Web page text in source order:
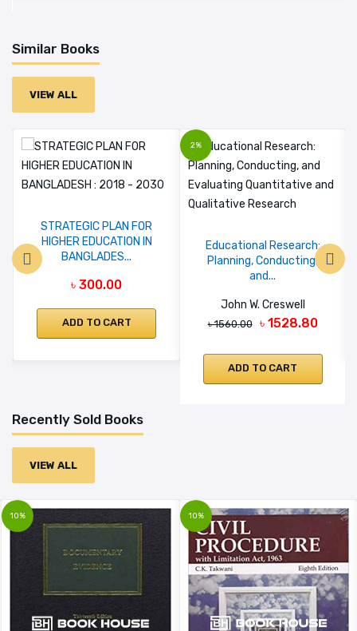
Similar Books
VIEW ALL
STRATEGIC PLAN FOR
HIGHER EDUCATION IN
BANGLADES...
৳ 300.00
ADD TO CART
2%
Educational Research:
Planning, Conducting,
and...
John W. Creswell
৳ 1560.00 ৳ 1528.80
ADD TO CART
Recently Sold Books
VIEW ALL
10% 10%